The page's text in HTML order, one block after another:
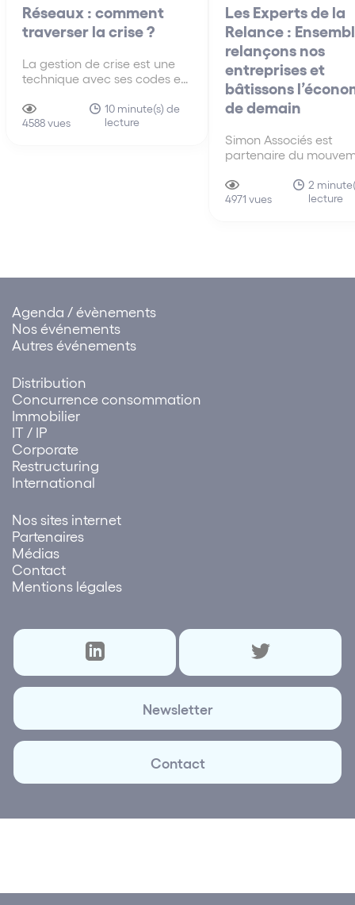
Réseaux : comment
traverser la crise ?
La gestion de crise est une
technique avec ses codes et
propose une grille de lecture
synthétique des questions
4588 vues
10 minute(s) de
lecture
Les Experts de la
Relance :
relançons nos
entreprises et
bâtissons
de demain
Simon Associés est
partenaire du
une initiative des
d’affaires Arjil &
4971 vues
2
lecture
Agenda / évènements
Nos événements
Autres événements
Distribution
Concurrence consommation
Immobilier
IT / IP
Corporate
Restructuring
International
Nos sites internet
Partenaires
Médias
Contact
Mentions légales
Newsletter
Contact